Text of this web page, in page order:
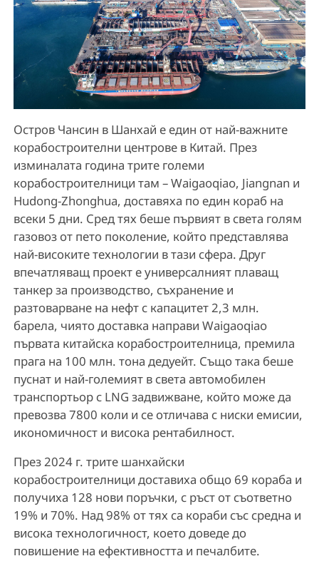
Остров Чансин в Шанхай е един от най-важните
корабостроителни центрове в Китай. През
изминалата година трите големи
корабостроителници там – Waigaoqiao, Jiangnan и
Hudong-Zhonghua, доставяха по един кораб на
всеки 5 дни. Сред тях беше първият в света голям
газовоз от пето поколение, който представлява
най-високите технологии в тази сфера. Друг
впечатляващ проект е универсалният плаващ
танкер за производство, съхранение и
разтоварване на нефт с капацитет 2,3 млн.
барела, чиято доставка направи Waigaoqiao
първата китайска корабостроителница, премила
прага на 100 млн. тона дедуейт. Също така беше
пуснат и най-големият в света автомобилен
транспортьор с LNG задвижване, който може да
превозва 7800 коли и се отличава с ниски емисии,
икономичност и висока рентабилност.
През 2024 г. трите шанхайски
корабостроителници доставиха общо 69 кораба и
получиха 128 нови поръчки, с ръст от съответно
19% и 70%. Над 98% от тях са кораби със средна и
висока технологичност, което доведе до
повишение на ефективността и печалбите.